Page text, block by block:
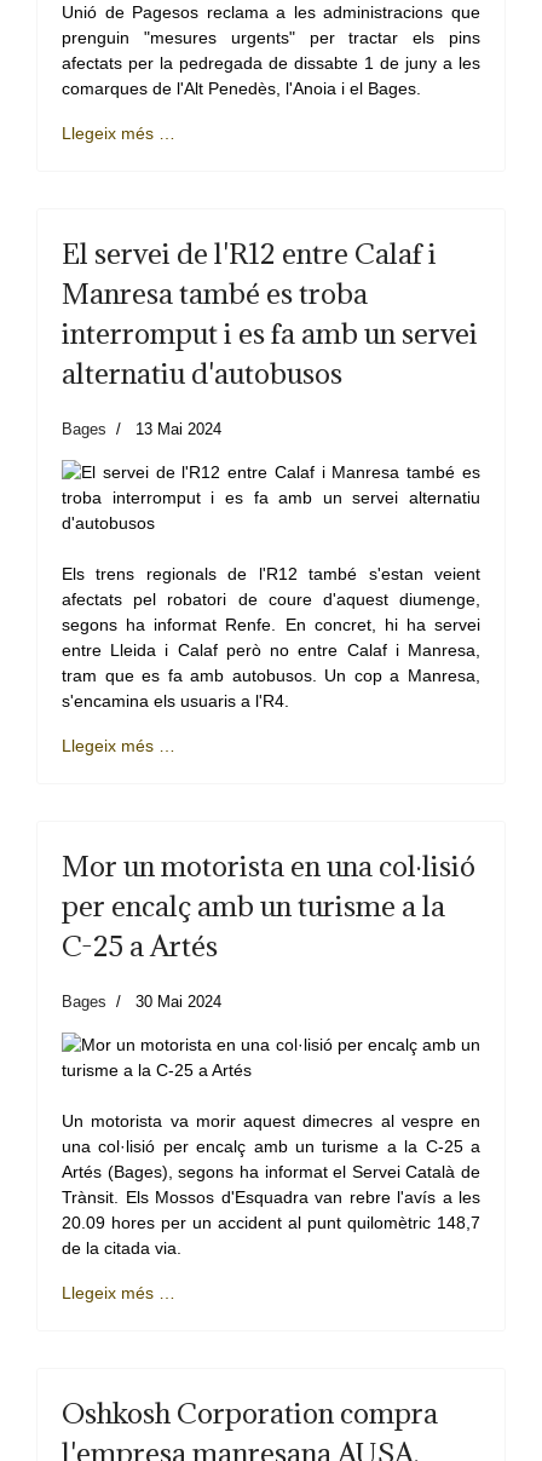
Unió de Pagesos reclama a les administracions que
prenguin "mesures urgents" per tractar els pins
afectats per la pedregada de dissabte 1 de juny a les
comarques de l'Alt Penedès, l'Anoia i el Bages.
Llegeix més …
El servei de l'R12 entre Calaf i
Manresa també es troba
interromput i es fa amb un servei
alternatiu d'autobusos
Bages 13 Mai 2024
Els trens regionals de l'R12 també s'estan veient
afectats pel robatori de coure d'aquest diumenge,
segons ha informat Renfe. En concret, hi ha servei
entre Lleida i Calaf però no entre Calaf i Manresa,
tram que es fa amb autobusos. Un cop a Manresa,
s'encamina els usuaris a l'R4.
Llegeix més …
Mor un motorista en una col·lisió
per encalç amb un turisme a la
C-25 a Artés
Bages 30 Mai 2024
Un motorista va morir aquest dimecres al vespre en
una col·lisió per encalç amb un turisme a la C-25 a
Artés (Bages), segons ha informat el Servei Català de
Trànsit. Els Mossos d'Esquadra van rebre l'avís a les
20.09 hores per un accident al punt quilomètric 148,7
de la citada via.
Llegeix més …
Oshkosh Corporation compra
l'empresa manresana AUSA,